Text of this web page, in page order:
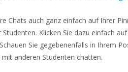
Chats auch ganz einfach auf Ihrer
Klicken Sie dazu einfach
Sie gegebenenfalls in Ihrem
anderen Studenten chatten.